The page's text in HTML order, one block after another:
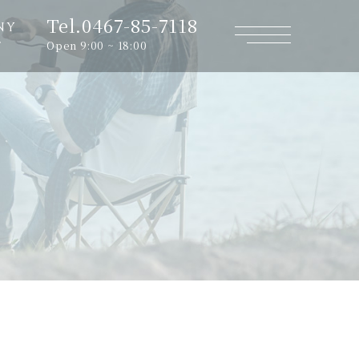
Tel.0467-85-7118
Open 9:00 ~ 18:00